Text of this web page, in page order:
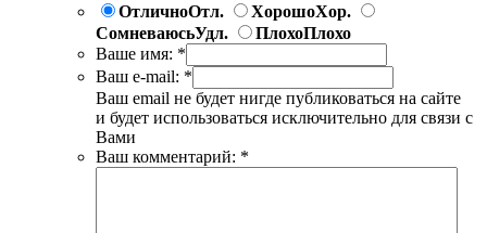
ОтличноОтл. ХорошоХор.
СомневаюсьУдл. ПлохоПлохо
Ваше имя: *
Ваш e-mail: *
Ваш email не будет нигде публиковаться на сайте
и будет использоваться исключительно для связи с
Вами
Ваш комментарий: *